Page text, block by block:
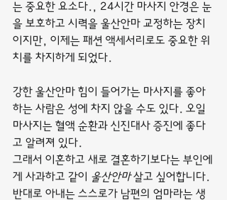
는 중요한 요소다., 24시간 마사지 안경은 눈
을 보호하고 시력을 울산안마 교정하는 장치
이지만, 이제는 패션 액세서리로도 중요한 위
치를 차지하게 되었다.
강한 울산안마 힘이 들어가는 마사지를 좋아
하는 사람은 성에 차지 않을 수도 있다. 오일
마사지는 혈액 순환과 신진대사 증진에 좋다
고 알려져 있다.
그래서 이혼하고 새로 결혼하기보다는 부인에
게 사과하고 같이 울산안마 살고 싶어합니다.
반대로 아내는 스스로가 남편의 엄마라는 생